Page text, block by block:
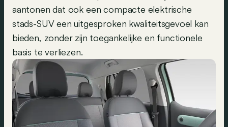
aantonen dat ook een compacte elektrische
stads-SUV een uitgesproken kwaliteitsgevoel kan
bieden, zonder zijn toegankelijke en functionele
basis te verliezen.